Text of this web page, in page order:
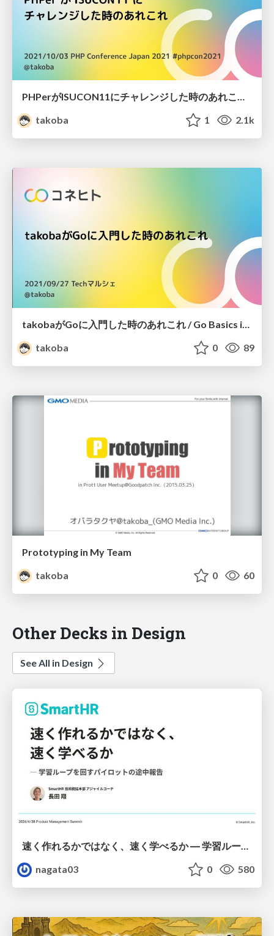
takoba
1 2.1k
takobaがGoに入門した時のあれこれ / Go Basics in my case
takoba
0 89
Prototyping in My Team
takoba
0 60
Other Decks in Design
See All in Design
速く作れるかではなく、速く学べるか ― 学習ループを回すパイロットの途中報告
nagata03
0 580